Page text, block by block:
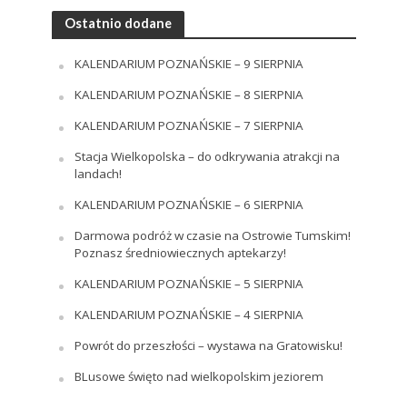
Ostatnio dodane
KALENDARIUM POZNAŃSKIE – 9 SIERPNIA
KALENDARIUM POZNAŃSKIE – 8 SIERPNIA
KALENDARIUM POZNAŃSKIE – 7 SIERPNIA
Stacja Wielkopolska – do odkrywania atrakcji na
landach!
KALENDARIUM POZNAŃSKIE – 6 SIERPNIA
Darmowa podróż w czasie na Ostrowie Tumskim!
Poznasz średniowiecznych aptekarzy!
KALENDARIUM POZNAŃSKIE – 5 SIERPNIA
KALENDARIUM POZNAŃSKIE – 4 SIERPNIA
Powrót do przeszłości – wystawa na Gratowisku!
BLusowe święto nad wielkopolskim jeziorem